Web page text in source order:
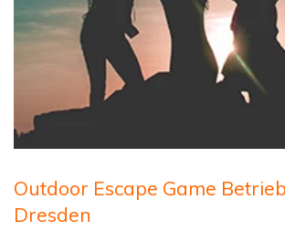
Outdoor Escape Game
Dresden